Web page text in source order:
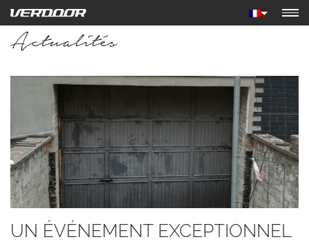
Actualités
UN ÉVÉNEMENT EXCEPTIONNEL